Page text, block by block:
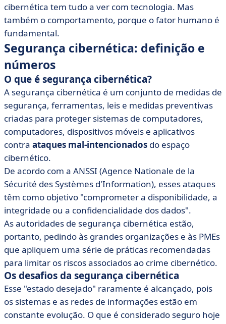
cibernética tem tudo a ver com tecnologia. Mas
também o comportamento, porque o fator humano é
fundamental.
Segurança cibernética: definição e
números
O que é segurança cibernética?
A segurança cibernética é um conjunto de medidas de
segurança, ferramentas, leis e medidas preventivas
criadas para proteger sistemas de computadores,
computadores, dispositivos móveis e aplicativos
contra ataques mal-intencionados do espaço
cibernético.
De acordo com a ANSSI (Agence Nationale de la
Sécurité des Systèmes d'Information), esses ataques
têm como objetivo "comprometer a disponibilidade, a
integridade ou a confidencialidade dos dados".
As autoridades de segurança cibernética estão,
portanto, pedindo às grandes organizações e às PMEs
que apliquem uma série de práticas recomendadas
para limitar os riscos associados ao crime cibernético.
Os desafios da segurança cibernética
Esse "estado desejado" raramente é alcançado, pois
os sistemas e as redes de informações estão em
constante evolução. O que é considerado seguro hoje